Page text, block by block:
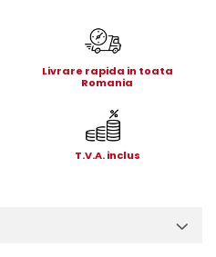
Livrare rapida in toata
Romania
T.V.A. inclus